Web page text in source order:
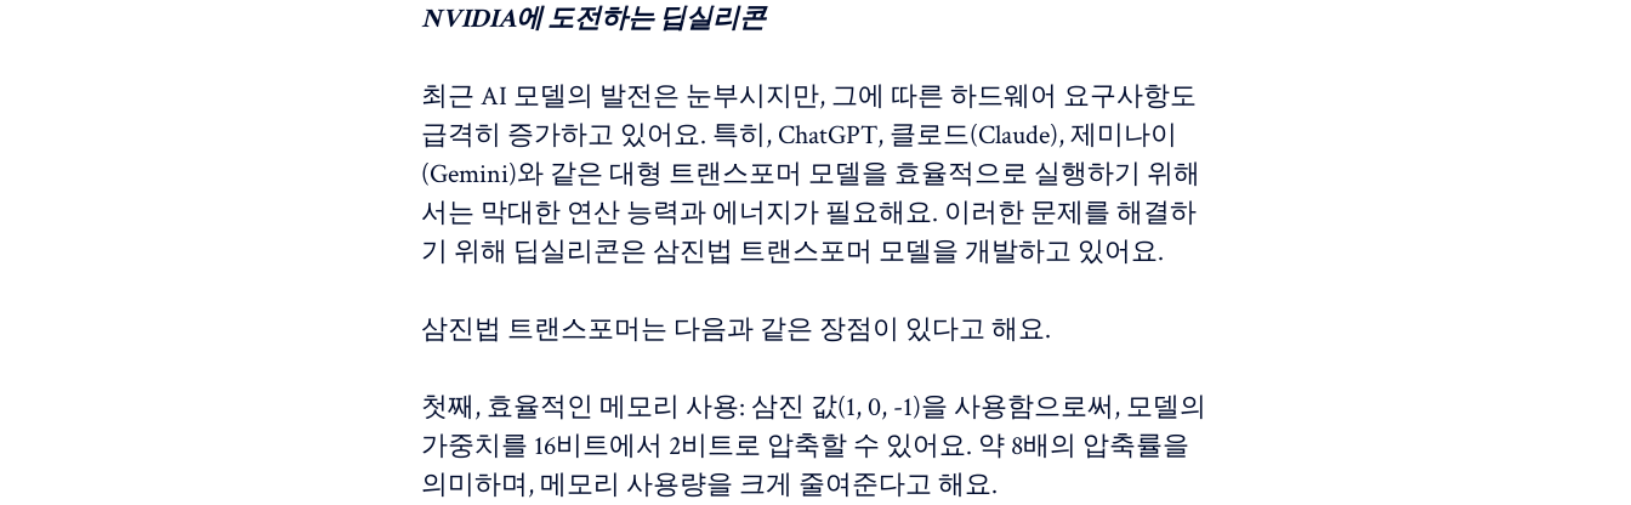
NVIDIA에 도전하는 딥실리콘
최근 AI 모델의 발전은 눈부시지만, 그에 따른 하드웨어 요구사항도
급격히 증가하고 있어요. 특히, ChatGPT, 클로드(Claude), 제미나이
(Gemini)와 같은 대형 트랜스포머 모델을 효율적으로 실행하기 위해
서는 막대한 연산 능력과 에너지가 필요해요. 이러한 문제를 해결하
기 위해 딥실리콘은 삼진법 트랜스포머 모델을 개발하고 있어요.
삼진법 트랜스포머는 다음과 같은 장점이 있다고 해요.
첫째, 효율적인 메모리 사용: 삼진 값(1, 0, -1)을 사용함으로써, 모델의
가중치를 16비트에서 2비트로 압축할 수 있어요. 약 8배의 압축률을
의미하며, 메모리 사용량을 크게 줄여준다고 해요.